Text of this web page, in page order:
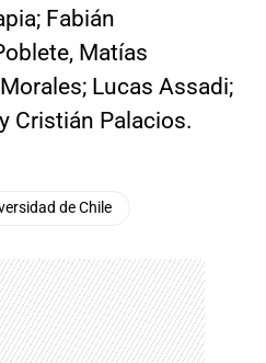
Fabián
Matías
Lucas Assadi;
Cristián Palacios.
de Chile